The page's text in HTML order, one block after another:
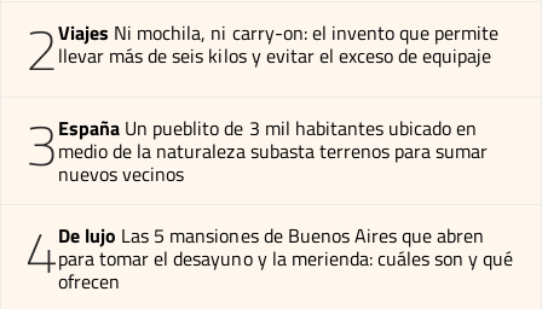
2Viajes Ni mochila, ni carry-on: el invento que permite
llevar más de seis kilos y evitar el exceso de equipaje
3España Un pueblito de 3 mil habitantes ubicado en
medio de la naturaleza subasta terrenos para sumar
nuevos vecinos
4De lujo Las 5 mansiones de Buenos Aires que abren
para tomar el desayuno y la merienda: cuáles son y qué
ofrecen